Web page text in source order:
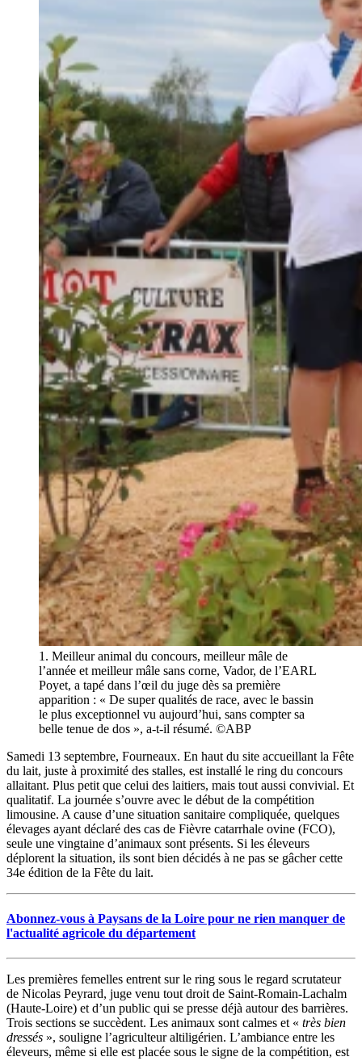
1. Meilleur animal du concours, meilleur mâle de
l’année et meilleur mâle sans corne, Vador, de l’EARL
Poyet, a tapé dans l’œil du juge dès sa première
apparition : « De super qualités de race, avec le bassin
le plus exceptionnel vu aujourd’hui, sans compter sa
belle tenue de dos », a-t-il résumé. ©ABP
Samedi 13 septembre, Fourneaux. En haut du site accueillant la Fête
du lait, juste à proximité des stalles, est installé le ring du concours
allaitant. Plus petit que celui des laitiers, mais tout aussi convivial. Et
qualitatif. La journée s’ouvre avec le début de la compétition
limousine. A cause d’une situation sanitaire compliquée, quelques
élevages ayant déclaré des cas de Fièvre catarrhale ovine (FCO),
seule une vingtaine d’animaux sont présents. Si les éleveurs
déplorent la situation, ils sont bien décidés à ne pas se gâcher cette
34e édition de la Fête du lait.
Abonnez-vous à Paysans de la Loire pour ne rien manquer de
l'actualité agricole du département
Les premières femelles entrent sur le ring sous le regard scrutateur
de Nicolas Peyrard, juge venu tout droit de Saint-Romain-Lachalm
(Haute-Loire) et d’un public qui se presse déjà autour des barrières.
Trois sections se succèdent. Les animaux sont calmes et « très bien
dressés », souligne l’agriculteur altiligérien. L’ambiance entre les
éleveurs, même si elle est placée sous le signe de la compétition, est